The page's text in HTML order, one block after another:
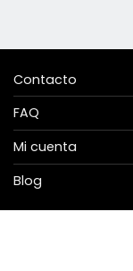
Contacto
FAQ
Mi cuenta
Blog